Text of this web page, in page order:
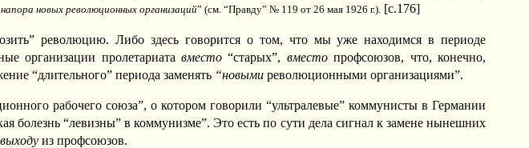
новых революционных организаций” (см. “Правду” № 119 от 26 мая 1926 г.). [c.176]
революцию. Либо здесь говорится о том, что мы уже находимся в периоде
организации пролетариатавместо “старых”, вместопрофсоюзов, что, конечно,
“длительного” периода заменять “новымиреволюционными организациями”.
рабочего союза”, о котором говорили “ультралевые” коммунисты в Германии
болезнь “левизны” в коммунизме”. Это есть по сути дела сигнал к замене нынешних
выходуиз профсоюзов.